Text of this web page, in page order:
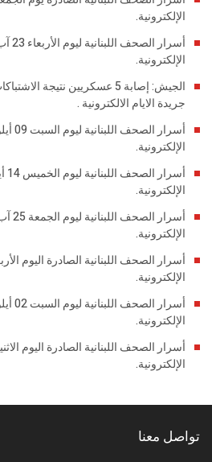
الإلكترونية.
الإلكترونية.
الجيش: إصابة 5 عسكريين نتيجة
جريدة الايام الالكترونية .
الإلكترونية.
الإلكترونية.
الإلكترونية.
الإلكترونية.
الإلكترونية.
الإلكترونية.
تواصل معنا